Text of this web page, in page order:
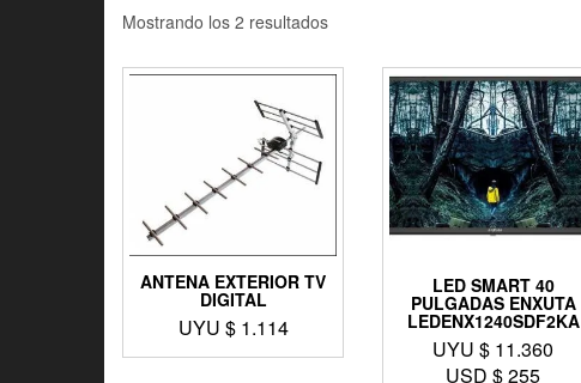
Mostrando los 2 resultados
ANTENA EXTERIOR TV
DIGITAL
UYU $ 1.114
LED SMART 40
PULGADAS ENXUTA
LEDENX1240SDF2KA
UYU $ 11.360
USD $255